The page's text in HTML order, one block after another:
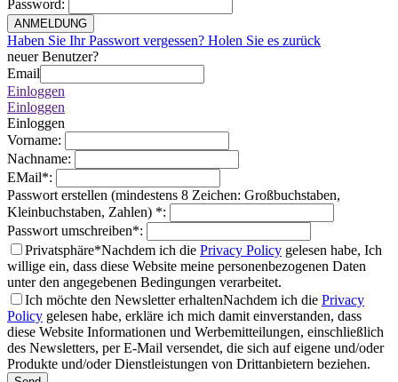
Password:
ANMELDUNG
Haben Sie Ihr Passwort vergessen? Holen Sie es zurück
neuer Benutzer?
Email
Einloggen
Einloggen
Einloggen
Vorname:
Nachname:
EMail*:
Passwort erstellen (mindestens 8 Zeichen: Großbuchstaben,
Kleinbuchstaben, Zahlen) *:
Passwort umschreiben*:
Privatsphäre*Nachdem ich die Privacy Policy gelesen habe, Ich
willige ein, dass diese Website meine personenbezogenen Daten
unter den angegebenen Bedingungen verarbeitet.
Ich möchte den Newsletter erhaltenNachdem ich die Privacy
Policy gelesen habe, erkläre ich mich damit einverstanden, dass
diese Website Informationen und Werbemitteilungen, einschließlich
des Newsletters, per E-Mail versendet, die sich auf eigene und/oder
Produkte und/oder Dienstleistungen von Drittanbietern beziehen.